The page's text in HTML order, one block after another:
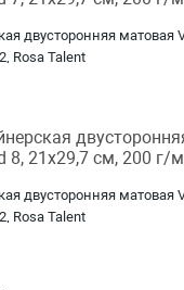
двусторонняя матовая
Rosa Talent
двусторонняя матовая
Rosa Talent